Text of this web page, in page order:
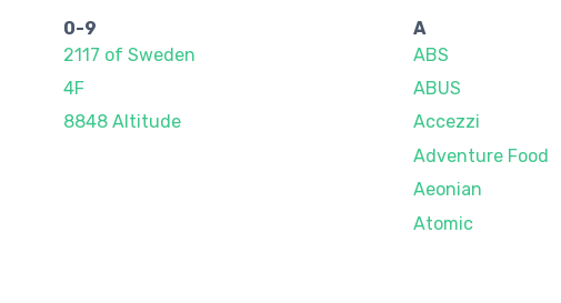
0-9
2117 of Sweden
4F
8848 Altitude
A
ABS
ABUS
Accezzi
Adventure Food
Aeonian
Atomic